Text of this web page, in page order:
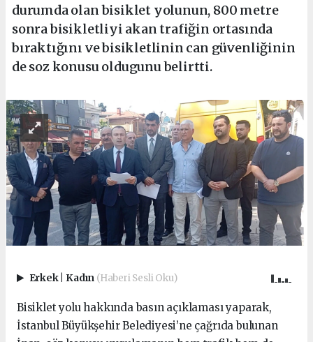
durumda olan bisiklet yolunun, 800 metre
sonra bisikletliyi akan trafiğin ortasında
bıraktığını ve bisikletlinin can güvenliğinin
de soz konusu oldugunu belirtti.
Erkek Kadın (Haberi Sesli Oku)
Bisiklet yolu hakkında basın açıklaması yaparak,
İstanbul Büyükşehir Belediyesi’ne çağrıda bulunan